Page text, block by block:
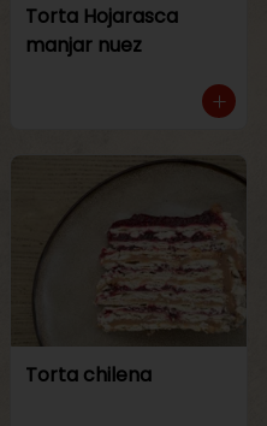
Torta Hojarasca
manjar nuez
Torta chilena